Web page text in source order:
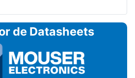
de Datasheets